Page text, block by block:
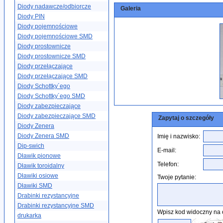
Diody nadawcze/odbiorcze
Diody PIN
Diody pojemnościowe
Diody pojemnościowe SMD
Diody prostownicze
Diody prostownicze SMD
Diody przełączające
Diody przełączające SMD
Diody Schottky´ego
Diody Schottky´ego SMD
Diody zabezpieczające
Diody zabezpieczające SMD
Diody Zenera
Diody Zenera SMD
Dip-swich
Dławik pionowe
Dławik toroidalny
Dławiki osiowe
Dławiki SMD
Drabinki rezystancyjne
Drabinki rezystancyjne SMD
drukarka
Galeria
Zapytaj o szczegóły
Imię i nazwisko:
E-mail:
Telefon:
Twoje pytanie:
Wpisz kod widoczny na